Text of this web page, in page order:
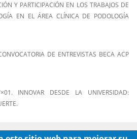
Y PARTICIPACIÓN EN LOS TRABAJOS DE
EN EL ÁREA CLÍNICA DE PODOLOGÍA
DE ENTREVISTAS BECA ACP
INNOVAR DESDE LA UNIVERSIDAD: